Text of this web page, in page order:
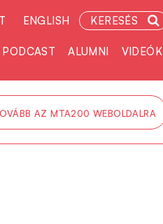
ENGLISH KERESÉS
PODCAST ALUMNI VIDEÓK
AZ MTA200 WEBOLDALRA